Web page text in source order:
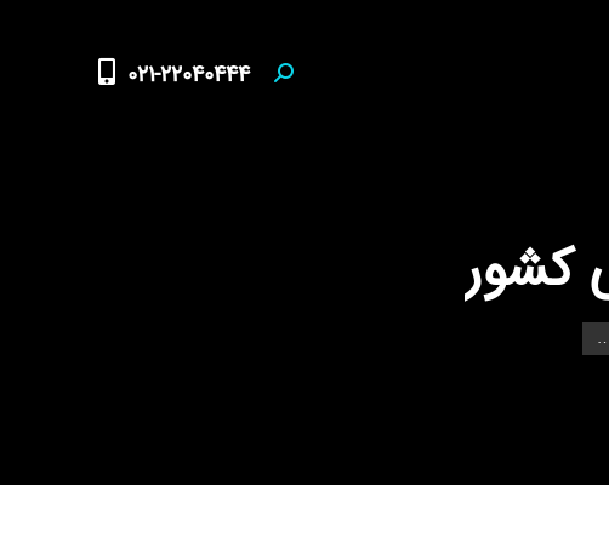
Search:
021-22040444
کشور